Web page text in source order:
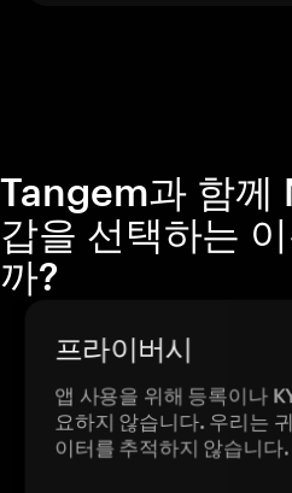
Tangem과 함께
갑을 선택하는
까?
프라이버시
앱 사용을 위해 등록이나
요하지 않습니다. 우리는
이터를 추적하지 않습니다.